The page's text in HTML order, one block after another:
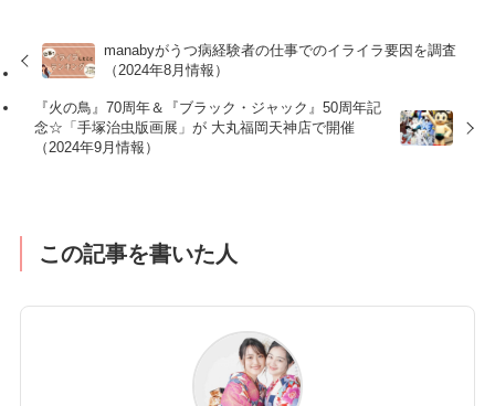
manabyがうつ病経験者の仕事でのイライラ要因を調査
（2024年8月情報）
『火の鳥』70周年＆『ブラック・ジャック』50周年記
念☆「手塚治虫版画展」が 大丸福岡天神店で開催
（2024年9月情報）
この記事を書いた人